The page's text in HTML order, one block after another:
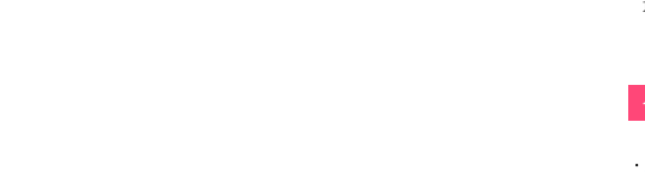
・